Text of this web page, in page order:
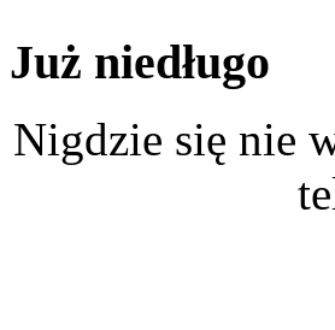
Już niedługo
Nigdzie się nie